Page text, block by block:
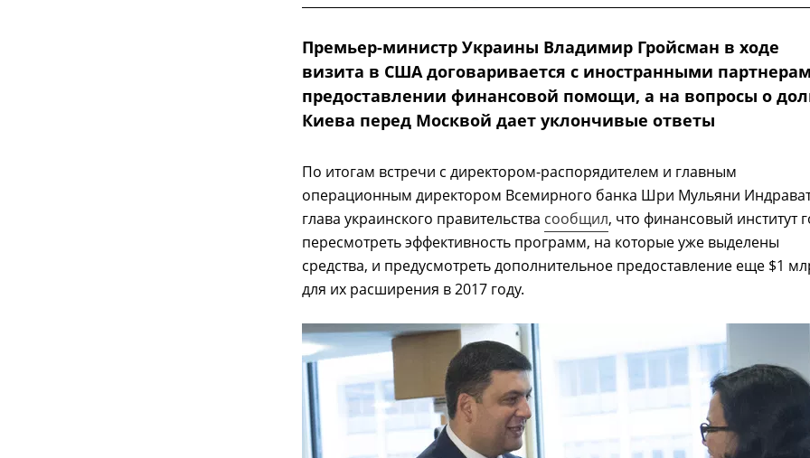
Премьер-министр Украины Владимир Гройсман в ходе
визита в США договаривается с иностранными
предоставлении финансовой помощи, а на вопросы о
Киева перед Москвой дает уклончивые ответы
По итогам встречи с директором-распорядителем и главным
операционным директором Всемирного банка Шри Мульяни
глава украинского правительства сообщил, что финансовый институт
пересмотреть эффективность программ, на которые уже выделены
средства, и предусмотреть дополнительное предоставление еще $1
для их расширения в 2017 году.